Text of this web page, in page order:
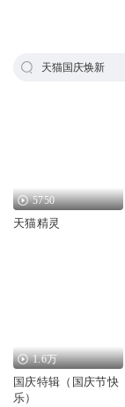
天猫国庆焕新
5750
天猫精灵
1.6万
国庆特辑（国庆节快
乐）